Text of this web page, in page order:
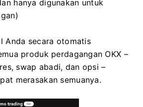
hanya digunakan untuk
Anda secara otomatis
produk perdagangan OKX –
swap abadi, dan opsi –
merasakan semuanya.